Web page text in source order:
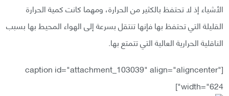
الأشياء إذ لا تحتفظ بالكثير من الحرارة، ومهما كانت كمية الحرارة
القليلة التي تحتفظ بها فإنها تنتقل بسرعة إلى الهواء المحيط بها بسبب
الناقلية الحرارية العالية التي تتمتع بها.
[caption id="attachment_103039" align="aligncenter"
width="624"]